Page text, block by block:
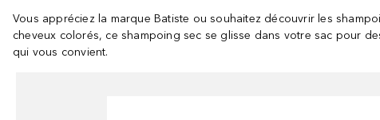
Vous appréciez la marque Batiste ou souhaitez découvrir les
cheveux colorés, ce shampoing sec se glisse dans votre sac pour
qui vous convient.